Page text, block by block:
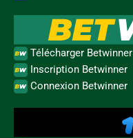
Télécharger Betwinner
Inscription Betwinner
Connexion Betwinner